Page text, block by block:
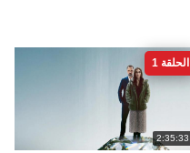
2:35:33
الحلقة 1